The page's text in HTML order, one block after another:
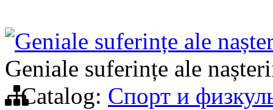
Geniale suferințe ale
Geniale suferințe ale
Catalog: Спорт и